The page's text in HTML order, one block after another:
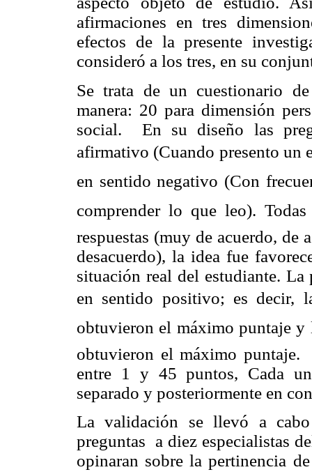
afirmaciones en tres
efectos de la presente
consideró a los tres, en su
Se trata de un cuestionario
manera: 20 para dimensión
social.
En su diseño las
afirmativo (Cuando presento un
en sentido negativo (Con
comprender lo que leo).
respuestas (muy de acuerdo, de
desacuerdo), la idea fue
situación real del estudiante. La
en sentido positivo; es decir,
obtuvieron el máximo puntaje y
obtuvieron el máximo puntaje.
entre 1 y 45 puntos, Cada
separado y posteriormente en
La validación se llevó a
preguntas a diez especialistas
opinaran sobre la pertinencia